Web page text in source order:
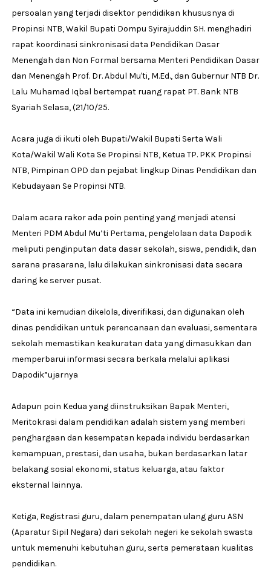
persoalan yang terjadi disektor pendidikan khususnya di
Propinsi NTB, Wakil Bupati Dompu Syirajuddin SH. menghadiri
rapat koordinasi sinkronisasi data Pendidikan Dasar
Menengah dan Non Formal bersama Menteri Pendidikan Dasar
dan Menengah Prof. Dr. Abdul Mu'ti, M.Ed., dan Gubernur NTB Dr.
Lalu Muhamad Iqbal bertempat ruang rapat PT. Bank NTB
Syariah Selasa, (21/10/25.
Acara juga di ikuti oleh Bupati/Wakil Bupati Serta Wali
Kota/Wakil Wali Kota Se Propinsi NTB, Ketua TP. PKK Propinsi
NTB, Pimpinan OPD dan pejabat lingkup Dinas Pendidikan dan
Kebudayaan Se Propinsi NTB.
Dalam acara rakor ada poin penting yang menjadi atensi
Menteri PDM Abdul Mu’ti Pertama, pengelolaan data Dapodik
meliputi penginputan data dasar sekolah, siswa, pendidik, dan
sarana prasarana, lalu dilakukan sinkronisasi data secara
daring ke server pusat.
“Data ini kemudian dikelola, diverifikasi, dan digunakan oleh
dinas pendidikan untuk perencanaan dan evaluasi, sementara
sekolah memastikan keakuratan data yang dimasukkan dan
memperbarui informasi secara berkala melalui aplikasi
Dapodik”ujarnya
Adapun poin Kedua yang diinstruksikan Bapak Menteri,
Meritokrasi dalam pendidikan adalah sistem yang memberi
penghargaan dan kesempatan kepada individu berdasarkan
kemampuan, prestasi, dan usaha, bukan berdasarkan latar
belakang sosial ekonomi, status keluarga, atau faktor
eksternal lainnya.
Ketiga, Registrasi guru, dalam penempatan ulang guru ASN
(Aparatur Sipil Negara) dari sekolah negeri ke sekolah swasta
untuk memenuhi kebutuhan guru, serta pemerataan kualitas
pendidikan.